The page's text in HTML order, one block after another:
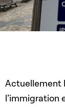
Actuellement
l’immigration